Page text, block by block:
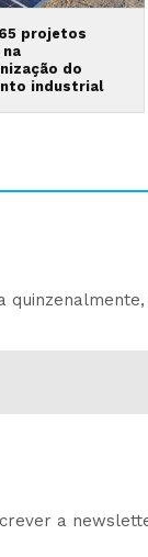
projetos
do
industrial
a